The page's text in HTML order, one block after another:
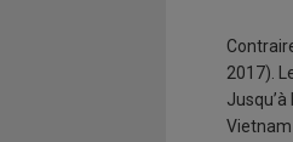
2017).
Vietnam